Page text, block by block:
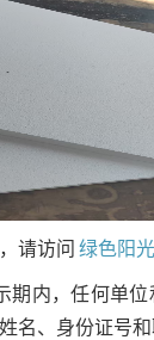
请访问 绿色阳
期内，任何单
名、身份证号